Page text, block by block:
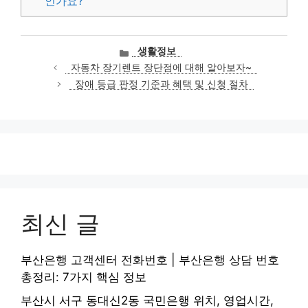
카
테
고
리
생활정보
자동차 장기렌트 장단점에 대해 알아보자~
장애 등급 판정 기준과 혜택 및 신청 절차
최신 글
부산은행 고객센터 전화번호 | 부산은행 상담 번호
총정리: 7가지 핵심 정보
부산시 서구 동대신2동 국민은행 위치, 영업시간,